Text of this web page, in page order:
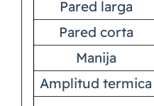
Pared larga
Pared corta
Manija
Amplitud termica